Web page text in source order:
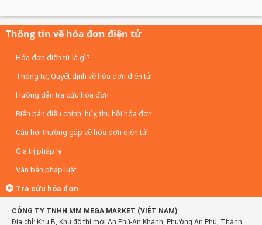
Thông tin về hóa đơn điện tử
Hóa đơn điện tử là gì?
Thông tư, Quyết định về hóa đơn điện tử
Hướng dẫn tra cứu hóa đơn
Biên bản điều chỉnh, hủy, thu hồi hóa đơn
Câu hỏi thường gặp về hóa đơn điện tử
Giá trị pháp lý
Văn bản pháp luật
Tra cứu hóa đơn
CÔNG TY TNHH MM MEGA MARKET (VIỆT NAM)
Địa chỉ: Khu B, Khu đô thị mới An Phú-An Khánh, Phường An Phú, Thành